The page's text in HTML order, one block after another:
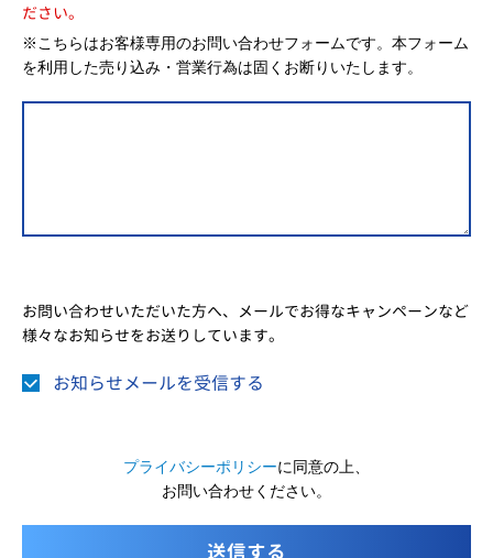
ださい。
※こちらはお客様専用のお問い合わせフォームです。本フォーム
を利用した売り込み・営業行為は固くお断りいたします。
お問い合わせいただいた方へ、メールでお得なキャンペーンなど
様々なお知らせをお送りしています。
お知らせメールを受信する
プライバシーポリシーに同意の上、
お問い合わせください。